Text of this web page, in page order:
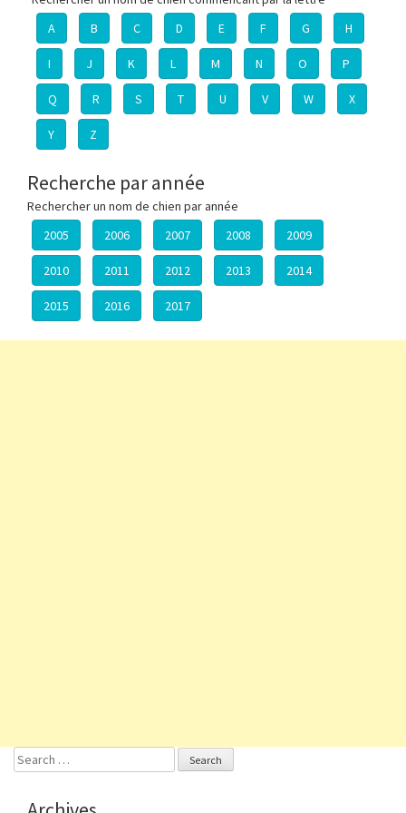
A
B C D E F G H
I J K L M N O P
Q R S T U V W X
Y Z
Recherche par année
Rechercher un nom de chien par année
2005
2006 2007 2008 2009
2010 2011 2012 2013 2014
2015 2016 2017
Search